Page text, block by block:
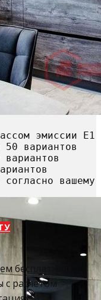
эмиссии Е1
50 вариантов
вашему
бесплатный
расчетом